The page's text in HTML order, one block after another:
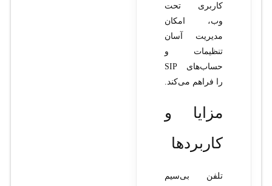
کاربری تحت
وب، امکان
مدیریت آسان
تنظیمات و
حساب‌های SIP
را فراهم می‌کند.
مزایا و
کاربردها
تلفن بی‌سیم